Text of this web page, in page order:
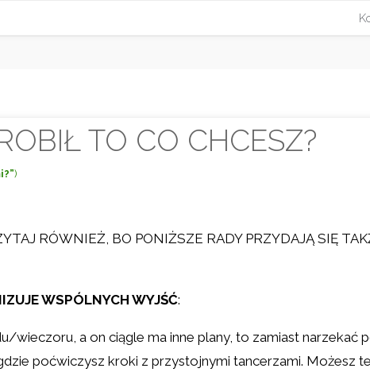
TO CO CHCESZ?
)
RÓWNIEŻ, BO PONIŻSZE RADY PRZYDAJĄ SIĘ
WSPÓLNYCH WYJŚĆ:
a on ciągle ma inne plany, to zamiast narzekać
poćwiczysz kroki z przystojnymi tancerzami. Możesz